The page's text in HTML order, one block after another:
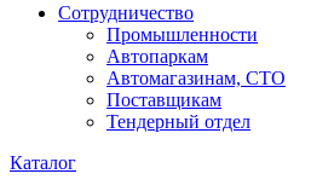
Сотрудничество
Промышленности
Автопаркам
Автомагазинам, СТО
Поставщикам
Тендерный отдел
Каталог